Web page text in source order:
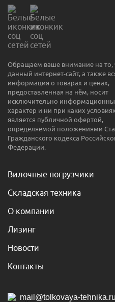
Обращаем ваше внимание на то,
данный интернет-сайт, а также
информация о товарах и ценах,
предоставленная на нём, носит
исключительно
характер и ни при каких
является публичной офертой,
определяемой положениями
Гражданского кодекса
Федерации.
Вилочные погрузчики
Складская техника
О компании
Лизинг
Новости
Контакты
mail@tolkovaya-tehnika.ru